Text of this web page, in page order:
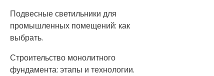
Подвесные светильники для
промышленных помещений: как
выбрать.
Строительство монолитного
фундамента: этапы и технологии.